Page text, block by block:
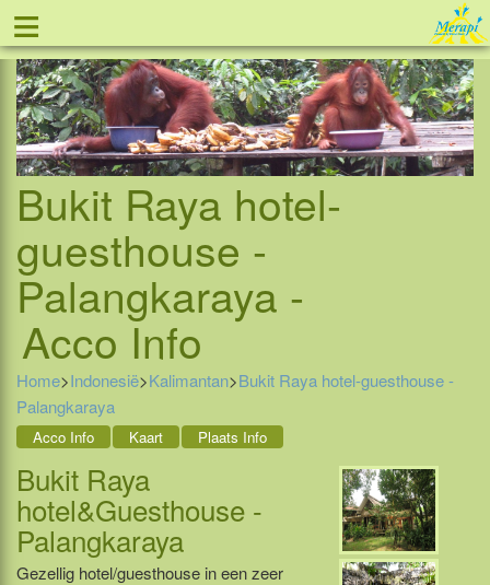
≡ Tel: 088 - 81 11 999
Bukit Raya hotel-
guesthouse -
Palangkaraya -
Acco Info
Home>Indonesië>Kalimantan>Bukit Raya hotel-guesthouse -
Palangkaraya
Acco Info Kaart Plaats Info
Bukit Raya
hotel&Guesthouse -
Palangkaraya
Gezellig hotel/guesthouse in een zeer